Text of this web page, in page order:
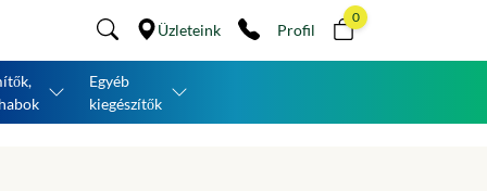
Üzleteink Profil
0
Egyéb
kiegészítők